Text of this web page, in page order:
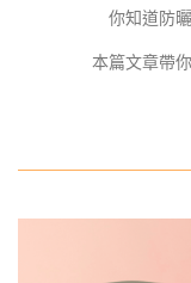
你知道防
本篇文章帶